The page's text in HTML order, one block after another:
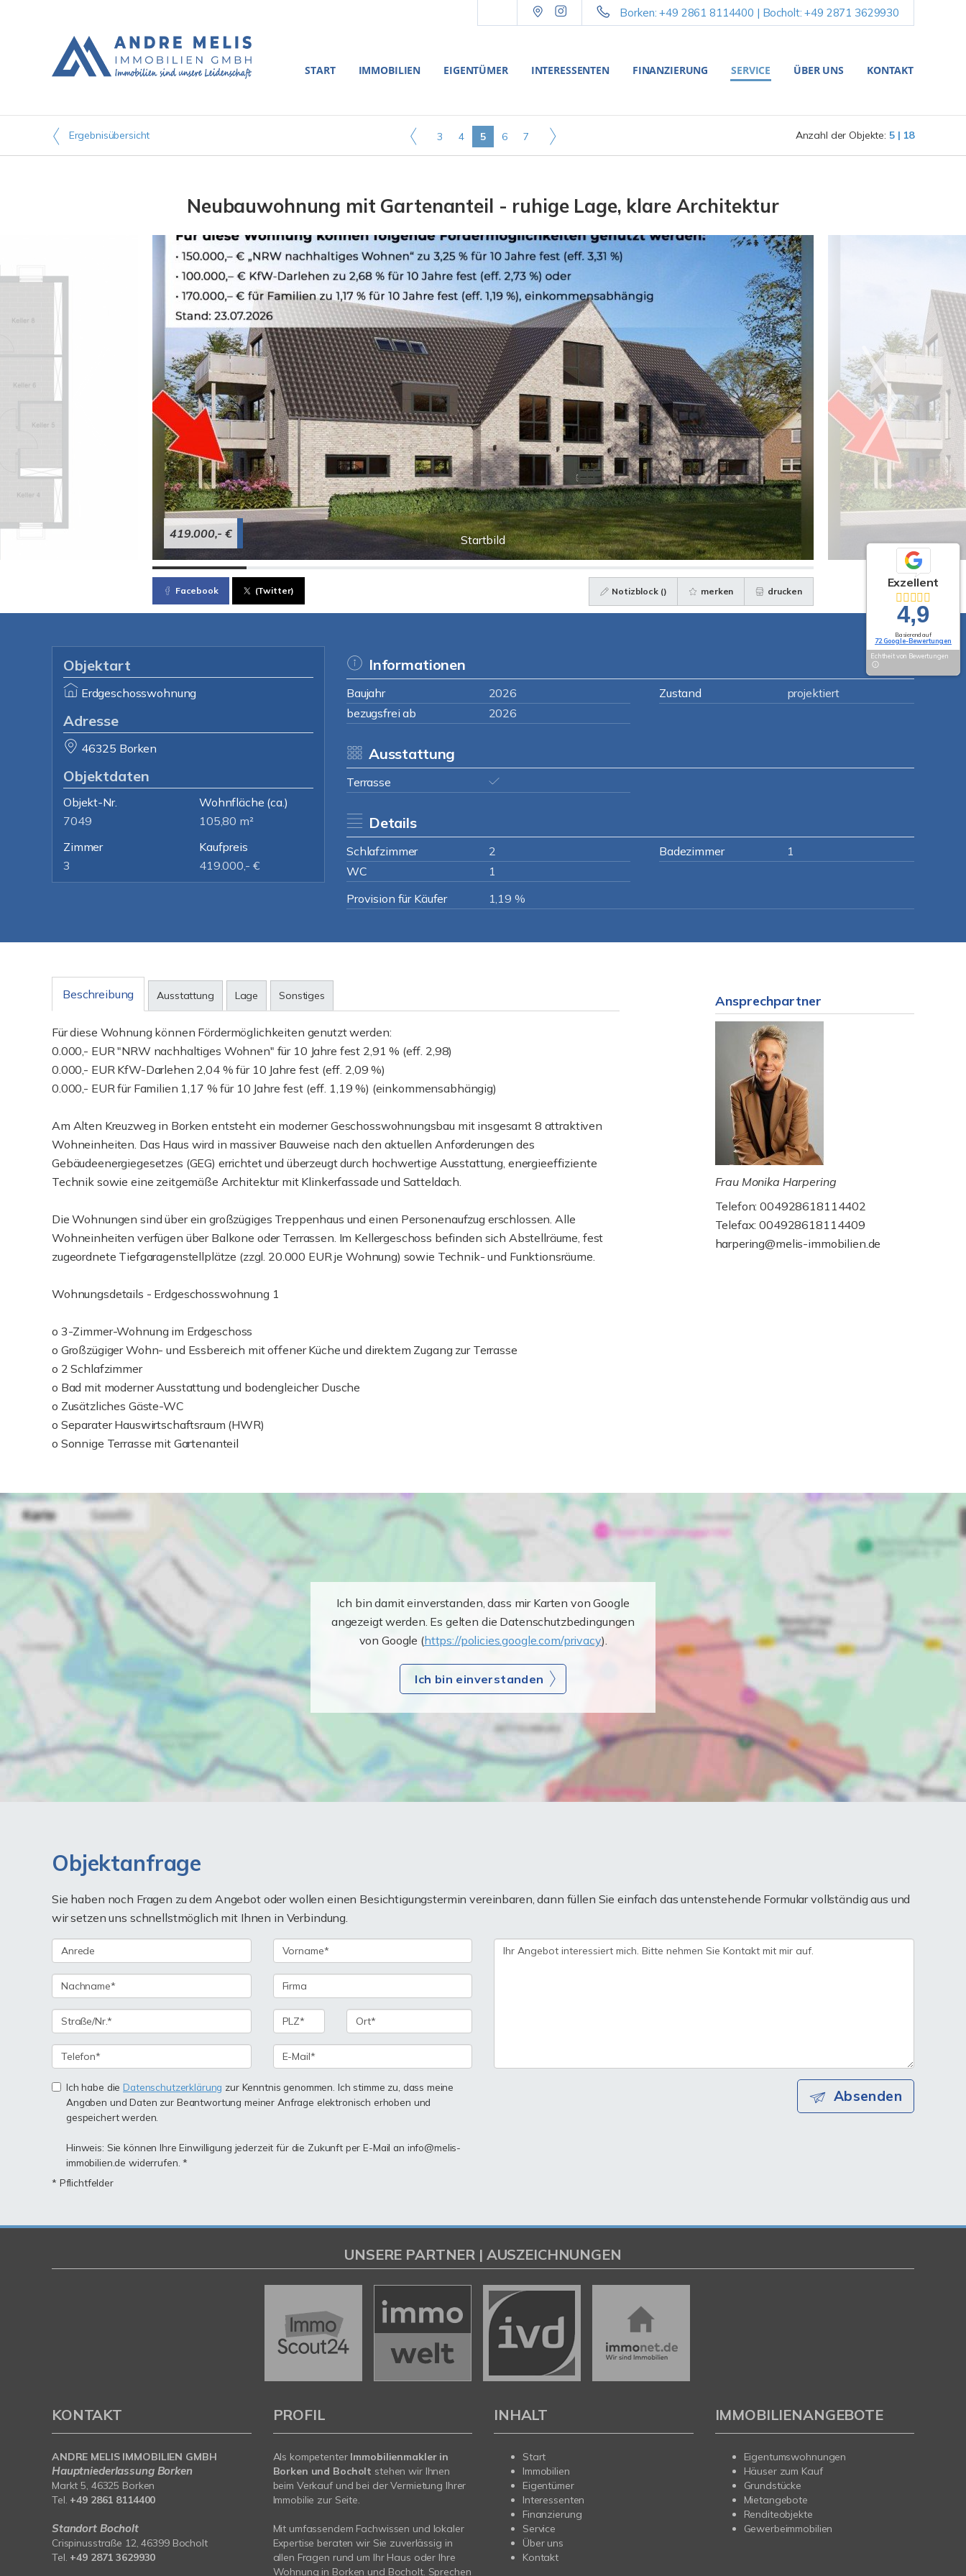
Borken: +49 2861 8114400 | Bocholt: +49 2871 3629930
START IMMOBILIEN EIGENTÜMER INTERESSENTEN FINANZIERUNG SERVICE ÜBER UNS KONTAKT
Ergebnisübersicht 3 4 5 6 7 Anzahl der Objekte: 5 | 18
Neubauwohnung mit Gartenanteil - ruhige Lage, klare Architektur
Startbild
419.000,- €
Facebook (Twitter) Notizblock () merken drucken
Objektart
Erdgeschosswohnung
Adresse
46325 Borken
Objektdaten
Objekt-Nr.
7049
Wohnfläche (ca.)
105,80 m²
Zimmer
3
Kaufpreis
419.000,- €
Informationen
Baujahr 2026 Zustand
projektiert
bezugsfrei ab
2026
Ausstattung
Terrasse
Details
Schlafzimmer 2 Badezimmer
1
WC
1
Provision für Käufer
1,19 %
Beschreibung Ausstattung Lage Sonstiges
Für diese Wohnung können Fördermöglichkeiten genutzt werden:
0.000,- EUR "NRW nachhaltiges Wohnen" für 10 Jahre fest 2,91 % (eff. 2,98)
0.000,- EUR KfW-Darlehen 2,04 % für 10 Jahre fest (eff. 2,09 %)
0.000,- EUR für Familien 1,17 % für 10 Jahre fest (eff. 1,19 %) (einkommensabhängig)
Am Alten Kreuzweg in Borken entsteht ein moderner Geschosswohnungsbau mit insgesamt 8 attraktiven
Wohneinheiten. Das Haus wird in massiver Bauweise nach den aktuellen Anforderungen des
Gebäudeenergiegesetzes (GEG) errichtet und überzeugt durch hochwertige Ausstattung, energieeffiziente
Technik sowie eine zeitgemäße Architektur mit Klinkerfassade und Satteldach.
Die Wohnungen sind über ein großzügiges Treppenhaus und einen Personenaufzug erschlossen. Alle
Wohneinheiten verfügen über Balkone oder Terrassen. Im Kellergeschoss befinden sich Abstellräume, fest
zugeordnete Tiefgaragenstellplätze (zzgl. 20.000 EUR je Wohnung) sowie Technik- und Funktionsräume.
Wohnungsdetails - Erdgeschosswohnung 1
o 3-Zimmer-Wohnung im Erdgeschoss
o Großzügiger Wohn- und Essbereich mit offener Küche und direktem Zugang zur Terrasse
o 2 Schlafzimmer
o Bad mit moderner Ausstattung und bodengleicher Dusche
o Zusätzliches Gäste-WC
o Separater Hauswirtschaftsraum (HWR)
o Sonnige Terrasse mit Gartenanteil
Ansprechpartner
Frau Monika Harpering
Telefon: 004928618114402
Telefax: 004928618114409
harpering@melis-immobilien.de
Ich bin damit einverstanden, dass mir Karten von Google
angezeigt werden. Es gelten die Datenschutzbedingungen
von Google (https://policies.google.com/privacy).
Ich bin einverstanden
Objektanfrage
Sie haben noch Fragen zu dem Angebot oder wollen einen Besichtigungstermin vereinbaren, dann füllen Sie einfach das untenstehende Formular vollständig aus und
wir setzen uns schnellstmöglich mit Ihnen in Verbindung.
Ich habe dieDatenschutzerklärung zur Kenntnis genommen. Ich stimme zu, dass meine
Angaben und Daten zur Beantwortung meiner Anfrage elektronisch erhoben und
gespeichert werden.
Hinweis: Sie können Ihre Einwilligung jederzeit für die Zukunft per E-Mail an info@melis-
immobilien.de widerrufen. *
* Pflichtfelder
Absenden
Exzellent
4,9
Basierend auf
72 Google-Bewertungen
Echtheit von Bewertungen
UNSERE PARTNER | AUSZEICHNUNGEN
KONTAKT
ANDRE MELIS IMMOBILIEN GMBH
Hauptniederlassung Borken
Markt 5, 46325 Borken
Tel. +49 2861 8114400
Standort Bocholt
Crispinusstraße 12, 46399 Bocholt
Tel. +49 2871 3629930
PROFIL
Als kompetenter Immobilienmakler in
Borken und Bocholt stehen wir Ihnen
beim Verkauf und bei der Vermietung Ihrer
Immobilie zur Seite.
Mit umfassendem Fachwissen und lokaler
Expertise beraten wir Sie zuverlässig in
allen Fragen rund um Ihr Haus oder Ihre
Wohnung in Borken und Bocholt. Sprechen
INHALT
Start
Immobilien
Eigentümer
Interessenten
Finanzierung
Service
Über uns
Kontakt
IMMOBILIENANGEBOTE
Eigentumswohnungen
Häuser zum Kauf
Grundstücke
Mietangebote
Renditeobjekte
Gewerbeimmobilien